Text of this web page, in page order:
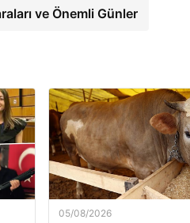
ve Önemli Günler
05/08/2026